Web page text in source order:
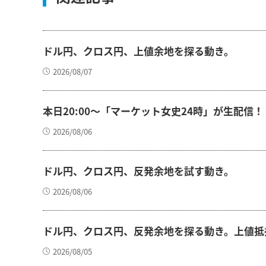
ドル円、クロス円、上値余地を探る動き。
2026/08/07
本日20:00～「マーケット女史24時」が生配信！
2026/08/06
ドル円、クロス円、反発余地を試す動き。
2026/08/06
ドル円、クロス円、反発余地を探る動き。上値
2026/08/05